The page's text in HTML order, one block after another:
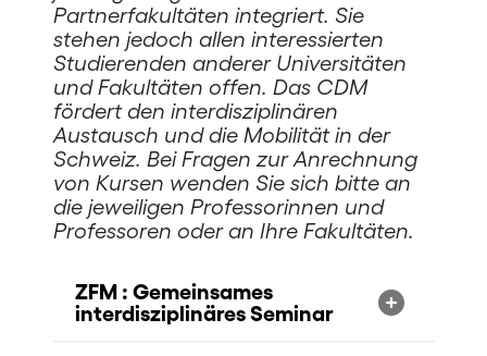
Partnerfakultäten integriert. Sie
stehen jedoch allen interessierten
Studierenden anderer Universitäten
und Fakultäten offen. Das CDM
fördert den interdisziplinären
Austausch und die Mobilität in der
Schweiz. Bei Fragen zur Anrechnung
von Kursen wenden Sie sich bitte an
die jeweiligen Professorinnen und
Professoren oder an Ihre Fakultäten.
ZFM : Gemeinsames
interdisziplinäres Seminar